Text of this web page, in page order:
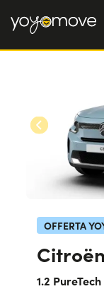
OFFERTE
Aziende e
OFFERTE
AUTO USATE
CHI SIAMO
La nostra
Lavora con
COME
PERCHÉ
OFFERTA
1.2